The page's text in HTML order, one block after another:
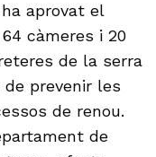
aprovat el
càmeres i 20
de la serra
prevenir les
de renou.
de